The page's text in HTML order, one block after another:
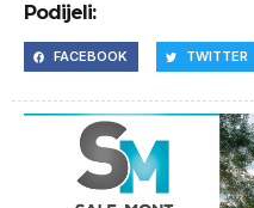
Podijeli:
FACEBOOK TWITTER